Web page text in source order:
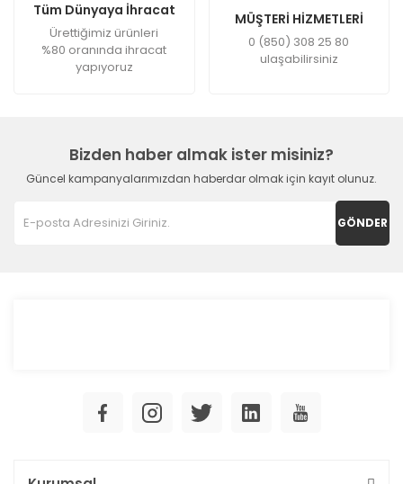
Tüm Dünyaya İhracat
Ürettiğimiz ürünleri
%80 oranında ihracat
yapıyoruz
MÜŞTERİ HİZMETLERİ
0 (850) 308 25 80
ulaşabilirsiniz
Bizden haber almak ister misiniz?
Güncel kampanyalarımızdan haberdar olmak için kayıt olunuz.
GÖNDER